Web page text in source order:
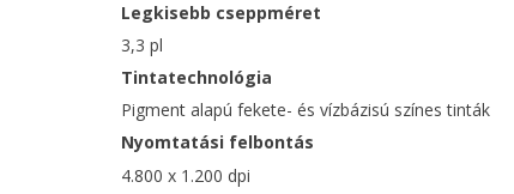
Legkisebb cseppméret
3,3 pl
Tintatechnológia
Pigment alapú fekete- és vízbázisú színes tinták
Nyomtatási felbontás
4.800 x 1.200 dpi